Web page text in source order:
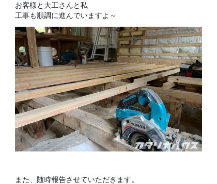
お客様と大工さんと私
工事も順調に進んでいますよ～
また、随時報告させていただきます。